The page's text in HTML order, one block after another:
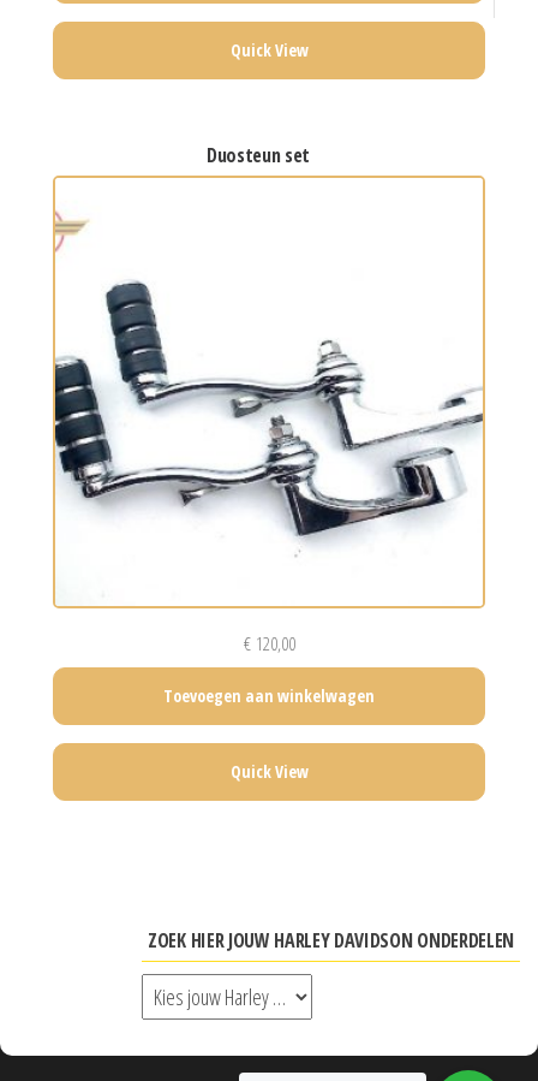
Quick View
duosteun set
€120,00
Toevoegen aan winkelwagen
Quick View
ZOEK HIER JOUW HARLEY DAVIDSON ONDERDELEN